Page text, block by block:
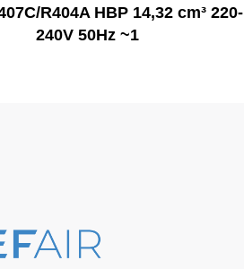
R404A HBP 14,32 cm³ 220-
240V 50Hz ~1